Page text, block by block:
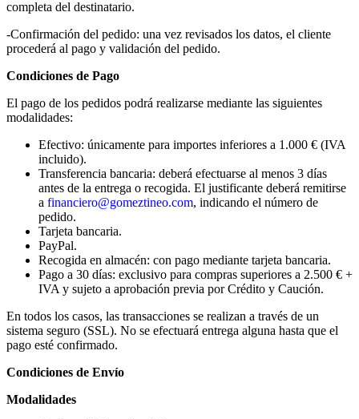
completa del destinatario.
-Confirmación del pedido: una vez revisados los datos, el cliente
procederá al pago y validación del pedido.
Condiciones de Pago
El pago de los pedidos podrá realizarse mediante las siguientes
modalidades:
Efectivo: únicamente para importes inferiores a 1.000 € (IVA
incluido).
Transferencia bancaria: deberá efectuarse al menos 3 días
antes de la entrega o recogida. El justificante deberá remitirse
a financiero@gomeztineo.com, indicando el número de
pedido.
Tarjeta bancaria.
PayPal.
Recogida en almacén: con pago mediante tarjeta bancaria.
Pago a 30 días: exclusivo para compras superiores a 2.500 € +
IVA y sujeto a aprobación previa por Crédito y Caución.
En todos los casos, las transacciones se realizan a través de un
sistema seguro (SSL). No se efectuará entrega alguna hasta que el
pago esté confirmado.
Condiciones de Envío
Modalidades